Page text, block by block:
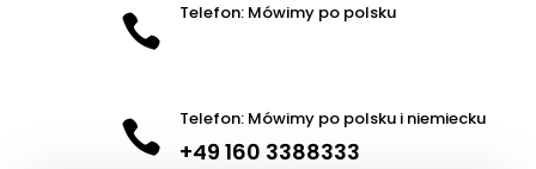
 Telefon: Mówimy po polsku
 Telefon: Mówimy po polsku i niemiecku
+49 160 3388333